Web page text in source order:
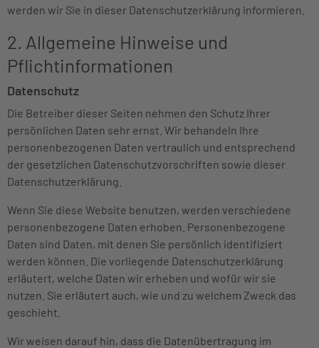
werden wir Sie in dieser Datenschutzerklärung informieren.
2. Allgemeine Hinweise und
Pflichtinformationen
Datenschutz
Die Betreiber dieser Seiten nehmen den Schutz Ihrer
persönlichen Daten sehr ernst. Wir behandeln Ihre
personenbezogenen Daten vertraulich und entsprechend
der gesetzlichen Datenschutzvorschriften sowie dieser
Datenschutzerklärung.
Wenn Sie diese Website benutzen, werden verschiedene
personenbezogene Daten erhoben. Personenbezogene
Daten sind Daten, mit denen Sie persönlich identifiziert
werden können. Die vorliegende Datenschutzerklärung
erläutert, welche Daten wir erheben und wofür wir sie
nutzen. Sie erläutert auch, wie und zu welchem Zweck das
geschieht.
Wir weisen darauf hin, dass die Datenübertragung im